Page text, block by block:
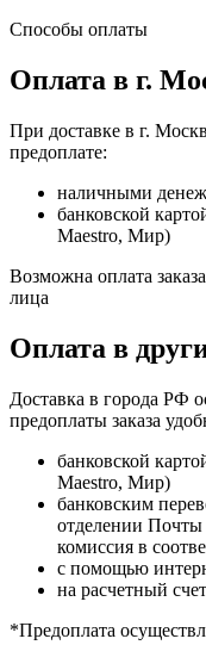
Способы оплаты
Оплата в г.
При доставке в г.
предоплате:
наличными
банковской
Maestro, Мир)
Возможна оплата
лица
Оплата в
Доставка в города РФ
предоплаты заказа
банковской
Maestro, Мир)
банковским
отделении Почты
комиссия в
с помощью
на расчетный
*Предоплата